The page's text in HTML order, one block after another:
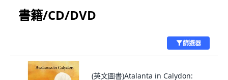
書籍/CD/DVD
篩選器
(英文圖書)Atalanta in Calydon: